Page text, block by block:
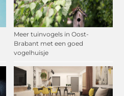
Meer tuinvogels in Oost-
Brabant met een goed
vogelhuisje